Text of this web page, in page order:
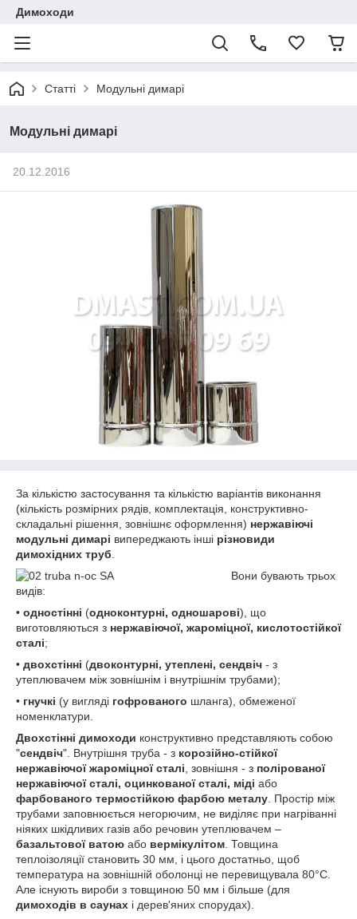
Димоходи
Статті Модульні димарі
Модульні димарі
20.12.2016
За кількістю застосування та кількістю варіантів виконання
(кількість розмірних рядів, комплектація, конструктивно-
складальні рішення, зовнішнє оформлення) нержавіючі
модульні димарі випереджають інші різновиди
димохідних труб
Вони бувають трьох
видів:
• одностінні (одноконтурні, одношарові), що
виготовляються з нержавіючої, жароміцної, кислотостійкої
сталі;
• двохстінні (двоконтурні, утеплені, сендвіч - з
утеплювачем між зовнішнім і внутрішнім трубами);
• гнучкі (у вигляді гофрованого шланга), обмеженої
номенклатури.
Двохстінні димоходи конструктивно представляють собою
"сендвіч". Внутрішня труба - з корозійно-стійкої
нержавіючої жароміцної сталі , зовнішня - з полірованої
нержавіючої сталі, оцинкованої сталі, міді або
фарбованого термостійкою фарбою металу . Простір між
трубами заповнюється негорючим, не виділяє при нагріванні
ніяких шкідливих газів або речовин утеплювачем –
базальтової ватою або вермікулітом . Товщина
теплоізоляції становить 30 мм, і цього достатньо, щоб
температура на зовнішній оболонці не перевищувала 80°С.
Але існують вироби з товщиною 50 мм і більше (для
димоходів в саунах і дерев'яних спорудах).